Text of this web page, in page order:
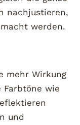
nachjustieren,
werden.
mehr Wirkung
Farbtöne wie
und